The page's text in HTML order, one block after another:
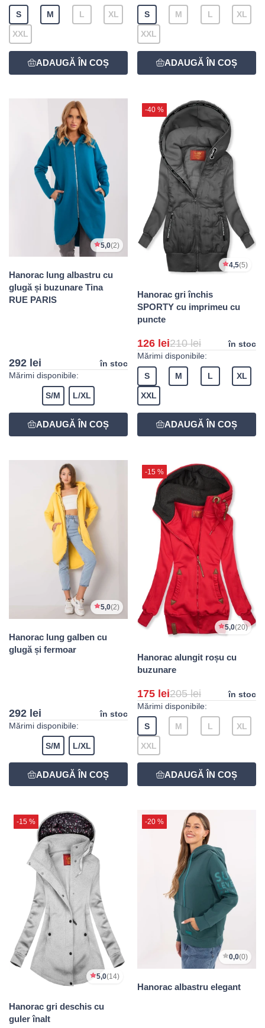
S M L XL
XXL
S M L XL
XXL
5,0(2)
Hanorac lung albastru cu
glugă și buzunare Tina
RUE PARIS
292 lei
în stoc
Mărimi disponibile:
S/M L/XL
-40 %
4,5(5)
Hanorac gri închis
SPORTY cu imprimeu cu
puncte
126 lei210 lei
în stoc
Mărimi disponibile:
S M L XL
XXL
5,0(2)
Hanorac lung galben cu
glugă și fermoar
292 lei
în stoc
Mărimi disponibile:
S/M L/XL
-15 %
5,0(20)
Hanorac alungit roșu cu
buzunare
175 lei205 lei
în stoc
Mărimi disponibile:
S M L XL
XXL
-15 %
5,0(14)
Hanorac gri deschis cu
guler înalt
-20 %
0,0(0)
Hanorac albastru elegant